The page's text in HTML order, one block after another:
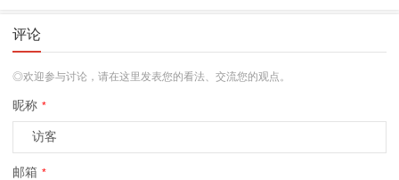
评论
◎欢迎参与讨论，请在这里发表您的看法、交流您的观点。
昵称 *
邮箱 *